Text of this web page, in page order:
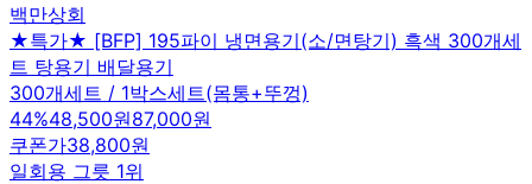
백만상회
★특가★ [BFP] 195파이 냉면용기(소/면탕기) 흑색 300개세
트 탕용기 배달용기
300개세트 / 1박스세트(몸통+뚜껑)
44%48,500원87,000원
쿠폰가38,800원
일회용 그릇 1위